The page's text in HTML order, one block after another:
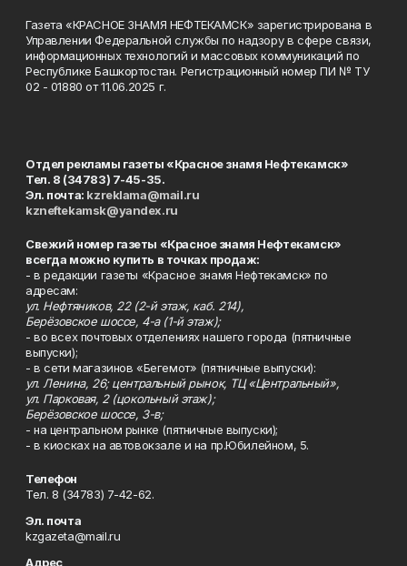
Газета «КРАСНОЕ ЗНАМЯ НЕФТЕКАМСК» зарегистрирована в
Управлении Федеральной службы по надзору в сфере связи,
информационных технологий и массовых коммуникаций по
Республике Башкортостан. Регистрационный номер ПИ № ТУ
02 - 01880 от 11.06.2025 г.
Отдел рекламы газеты «Красное знамя Нефтекамск»
Тел. 8 (34783) 7-45-35.
Эл. почта: kzreklama@mail.ru
kzneftekamsk@yandex.ru
Свежий номер газеты «Красное знамя Нефтекамск»
всегда можно купить в точках продаж:
- в редакции газеты «Красное знамя Нефтекамск» по
адресам:
ул. Нефтяников, 22 (2-й этаж, каб. 214),
Берёзовское шоссе, 4-а (1-й этаж);
- во всех почтовых отделениях нашего города (пятничные
выпуски);
- в сети магазинов «Бегемот» (пятничные выпуски):
ул. Ленина, 26; центральный рынок, ТЦ «Центральный»,
ул. Парковая, 2 (цокольный этаж);
Берёзовское шоссе, 3-в;
- на центральном рынке (пятничные выпуски);
- в киосках на автовокзале и на пр.Юбилейном, 5.
Телефон
Тел. 8 (34783) 7-42-62.
Эл. почта
kzgazeta@mail.ru
Адрес